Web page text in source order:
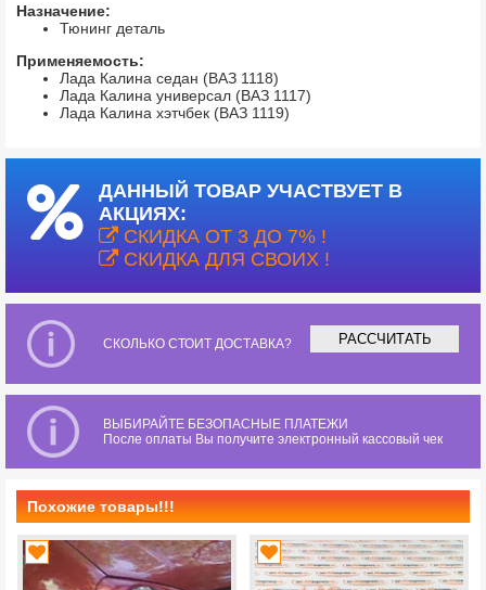
Назначение:
Тюнинг деталь
Применяемость:
Лада Калина седан (ВАЗ 1118)
Лада Калина универсал (ВАЗ 1117)
Лада Калина хэтчбек (ВАЗ 1119)
ДАННЫЙ ТОВАР УЧАСТВУЕТ В
АКЦИЯХ:
СКИДКА ОТ 3 ДО 7% !
СКИДКА ДЛЯ СВОИХ !
СКОЛЬКО СТОИТ ДОСТАВКА? РАССЧИТАТЬ
ВЫБИРАЙТЕ БЕЗОПАСНЫЕ ПЛАТЕЖИ
После оплаты Вы получите электронный кассовый чек
Похожие товары!!!